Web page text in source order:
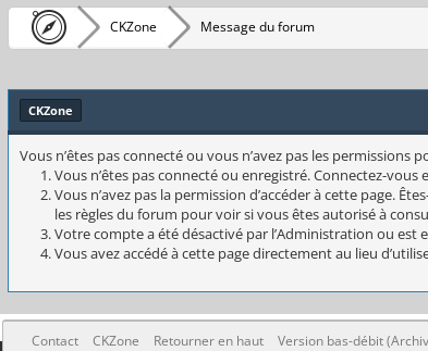
CKZone Message du forum
CKZone
Vous n’êtes pas connecté ou vous n’avez pas les permissions
Vous n’êtes pas connecté ou enregistré. Connectez-vous
Vous n’avez pas la permission d’accéder à cette page.
les règles du forum pour voir si vous êtes autorisé à
Votre compte a été désactivé par l’Administration ou est
Vous avez accédé à cette page directement au lieu
Contact CKZone Retourner en haut Version bas-débit